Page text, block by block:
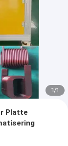
1/1
Platte